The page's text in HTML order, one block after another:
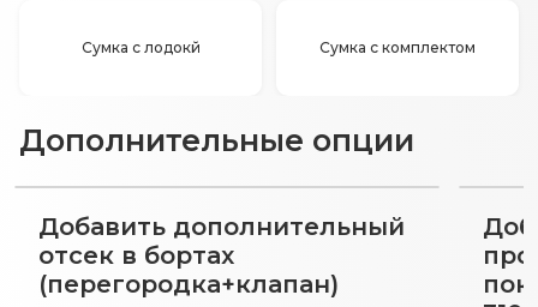
Сумка с лодокй Сумка с комплектом
Дополнительные опции
Добавить дополнительный
отсек в бортах
(перегородка+клапан)